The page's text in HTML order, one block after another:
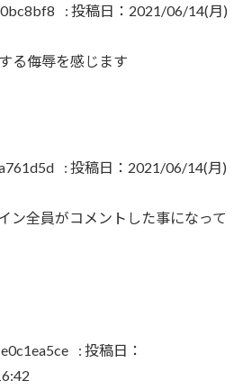
: 投稿日：2021/06/14(月)
る侮辱を感じます
: 投稿日：2021/06/14(月)
ン全員がコメントした事になって
e0c1ea5ce : 投稿日：